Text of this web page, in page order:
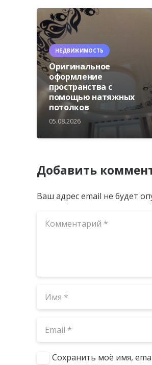
НЕДВИЖИМОСТЬ
Оригинальное
оформление
пространства с
помощью натяжных
потолков
05.08.2026
Добавить
Ваш адрес email не будет
Сохранить моё имя,